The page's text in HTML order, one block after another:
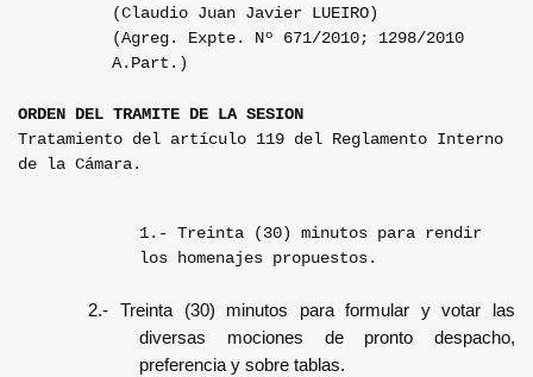
(Claudio Juan Javier LUEIRO)
(Agreg. Expte. Nº 671/2010; 1298/2010
A.Part.)
ORDEN DEL TRAMITE DE LA SESION
Tratamiento del artículo 119 del Reglamento Interno
de la Cámara.
1.- Treinta (30) minutos para rendir
los homenajes propuestos.
2.- Treinta (30) minutos para formular y votar las
diversas mociones de pronto despacho,
preferencia y sobre tablas.